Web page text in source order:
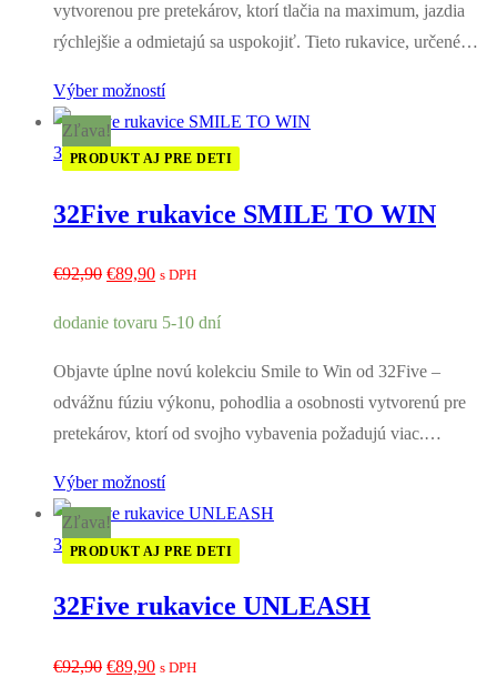
vytvorenou pre pretekárov, ktorí tlačia na maximum, jazdia
rýchlejšie a odmietajú sa uspokojiť. Tieto rukavice, určené…
Výber možností
32Five
Zľava!
PRODUKT AJ PRE DETI
32Five rukavice SMILE TO WIN
€92,90 Pôvodná
€92,90.
€89,90Aktuálna
€89,90.
s DPH
dodanie tovaru 5-10 dní
Objavte úplne novú kolekciu Smile to Win od 32Five –
odvážnu fúziu výkonu, pohodlia a osobnosti vytvorenú pre
pretekárov, ktorí od svojho vybavenia požadujú viac.…
Výber možností
32Five
Zľava!
PRODUKT AJ PRE DETI
32Five rukavice UNLEASH
€92,90 Pôvodná
€89,90Aktuálna
s DPH